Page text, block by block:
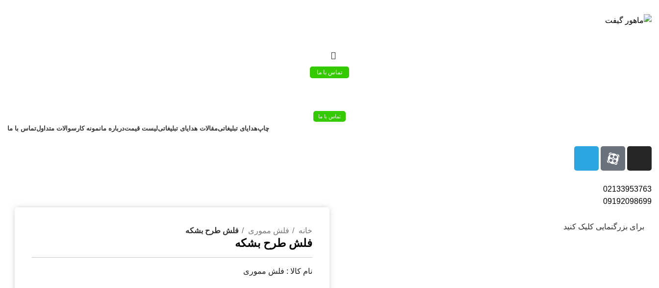
تماس با ما
تماس با ما
چاپهدایای تبلیغاتیمقالات هدایای تبلیغاتیلیست قیمتدرباره مانمونه کار سوالات متداولتماس با ما
02133953763
09192098699
برای بزرگنمایی کلیک کنید
خانه فلش مموری فلش طرح بشکه
فلش طرح بشکه
نام کالا : فلش مموری